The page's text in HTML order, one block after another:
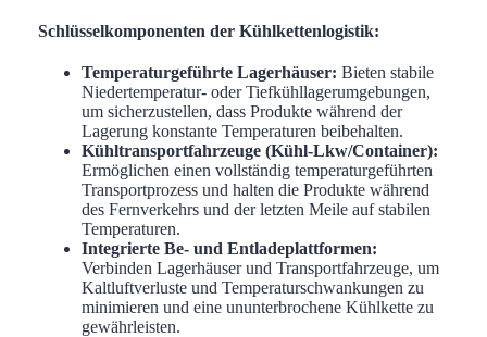
Schlüsselkomponenten der Kühlkettenlogistik:
Temperaturgeführte Lagerhäuser: Bieten stabile
Niedertemperatur- oder Tiefkühllagerumgebungen,
um sicherzustellen, dass Produkte während der
Lagerung konstante Temperaturen beibehalten.
Kühltransportfahrzeuge (Kühl-Lkw/Container):
Ermöglichen einen vollständig temperaturgeführten
Transportprozess und halten die Produkte während
des Fernverkehrs und der letzten Meile auf stabilen
Temperaturen.
Integrierte Be- und Entladeplattformen:
Verbinden Lagerhäuser und Transportfahrzeuge, um
Kaltluftverluste und Temperaturschwankungen zu
minimieren und eine ununterbrochene Kühlkette zu
gewährleisten.